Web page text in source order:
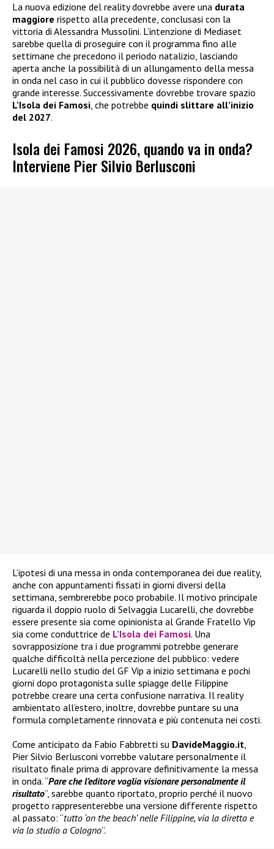
La nuova edizione del reality dovrebbe avere una durata
maggiore rispetto alla precedente, conclusasi con la
vittoria di Alessandra Mussolini. L’intenzione di Mediaset
sarebbe quella di proseguire con il programma fino alle
settimane che precedono il periodo natalizio, lasciando
aperta anche la possibilità di un allungamento della messa
in onda nel caso in cui il pubblico dovesse rispondere con
grande interesse. Successivamente dovrebbe trovare spazio
L’Isola dei Famosi, che potrebbe quindi slittare all’inizio
del 2027.
Isola dei Famosi 2026, quando va in onda?
Interviene Pier Silvio Berlusconi
L’ipotesi di una messa in onda contemporanea dei due reality,
anche con appuntamenti fissati in giorni diversi della
settimana, sembrerebbe poco probabile. Il motivo principale
riguarda il doppio ruolo di Selvaggia Lucarelli, che dovrebbe
essere presente sia come opinionista al Grande Fratello Vip
sia come conduttrice de L’Isola dei Famosi. Una
sovrapposizione tra i due programmi potrebbe generare
qualche difficoltà nella percezione del pubblico: vedere
Lucarelli nello studio del GF Vip a inizio settimana e pochi
giorni dopo protagonista sulle spiagge delle Filippine
potrebbe creare una certa confusione narrativa. Il reality
ambientato all’estero, inoltre, dovrebbe puntare su una
formula completamente rinnovata e più contenuta nei costi.
Come anticipato da Fabio Fabbretti su DavideMaggio.it
Pier Silvio Berlusconi vorrebbe valutare personalmente il
risultato finale prima di approvare definitivamente la messa
in onda. “Pare che l’editore voglia visionare personalmente il
risultato”, sarebbe quanto riportato, proprio perché il nuovo
progetto rappresenterebbe una versione differente rispetto
al passato: “tutto ‘on the beach’ nelle Filippine, via la diretta e
via lo studio a Cologno”.